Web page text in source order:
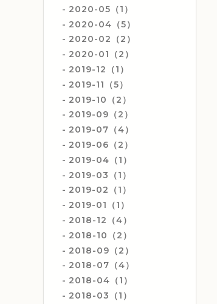
2020-05（1）
2020-04（5）
2020-02（2）
2020-01（2）
2019-12（1）
2019-11（5）
2019-10（2）
2019-09（2）
2019-07（4）
2019-06（2）
2019-04（1）
2019-03（1）
2019-02（1）
2019-01（1）
2018-12（4）
2018-10（2）
2018-09（2）
2018-07（4）
2018-04（1）
2018-03（1）